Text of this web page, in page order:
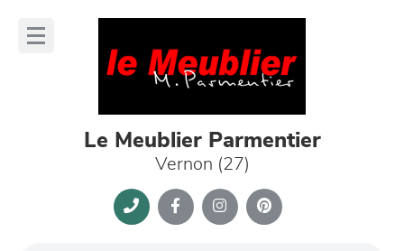
Le Meublier Parmentier
Vernon (27)